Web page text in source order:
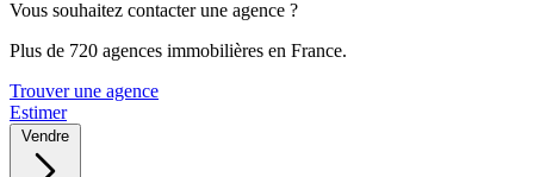
Vous souhaitez contacter une agence ?
Plus de 720 agences immobilières en France.
Trouver une agence
Estimer
Vendre